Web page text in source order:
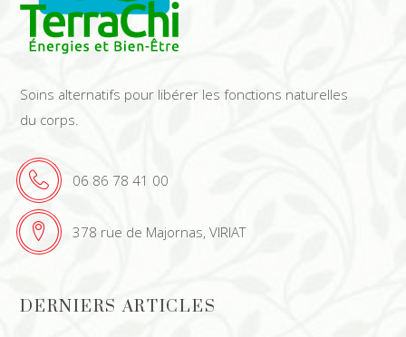
Soins alternatifs pour libérer les fonctions naturelles
du corps.
06 86 78 41 00
378 rue de Majornas, VIRIAT
DERNIERS ARTICLES